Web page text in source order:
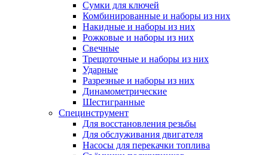
Сумки для ключей
Комбинированные и наборы из них
Накидные и наборы из них
Рожковые и наборы из них
Свечные
Трещоточные и наборы из них
Ударные
Разрезные и наборы из них
Динамометрические
Шестигранные
Специнструмент
Для восстановления резьбы
Для обслуживания двигателя
Насосы для перекачки топлива